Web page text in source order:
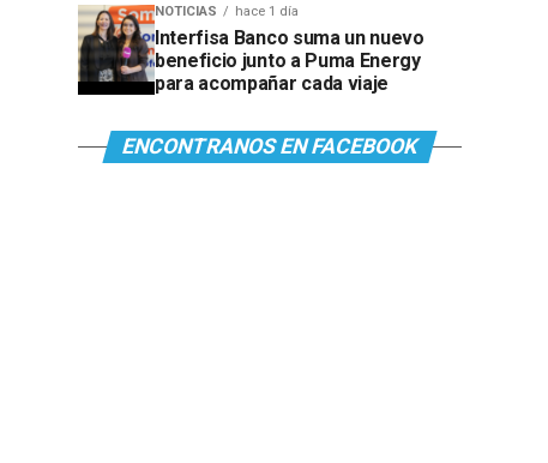
NOTICIAS hace 1 día
Interfisa Banco suma un nuevo
beneficio junto a Puma Energy
para acompañar cada viaje
ENCONTRANOS EN FACEBOOK